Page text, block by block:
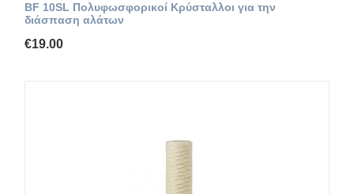
BF 10SL Πολυφωσφορικοί Κρύσταλλοι για την
διάσπαση αλάτων
€19.00